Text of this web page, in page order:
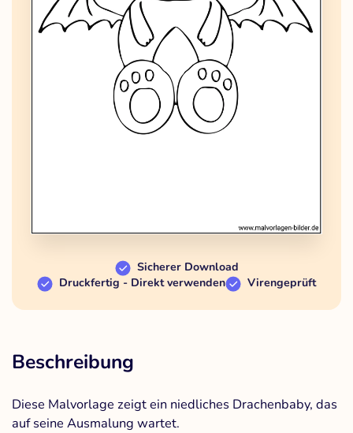
Sicherer Download
Druckfertig - Direkt verwenden
Virengeprüft
Beschreibung
Diese Malvorlage zeigt ein niedliches Drachenbaby, das
auf seine Ausmalung wartet.